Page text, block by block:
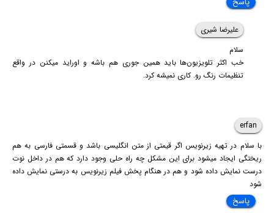
علیرضا شیری
سلام
خب اکثر تلویزیون‌ها باید همین جوری هم باشه و اوراید میکنن در واقع
تنظیمات رنگ رو. کاری نمیشه کرد.
erfan
با سلام در تهیه زیرنویس اگر قیمتی از متن انگلیسی باشد و قسمتی فارسی به هم
ریختگی ایجاد میشود برای این مشکل چه راه حلی وجود دارد که هم در داخل نوت
درست نمایش داده شود و هم در هنگام پخش فیلم زیرنویس به درستی نمایش داده
شود
پاسخ